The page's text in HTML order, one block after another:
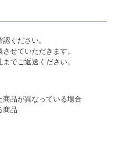
ください。
せていただきます。
でご返送ください。
品が異なっている場合
商品